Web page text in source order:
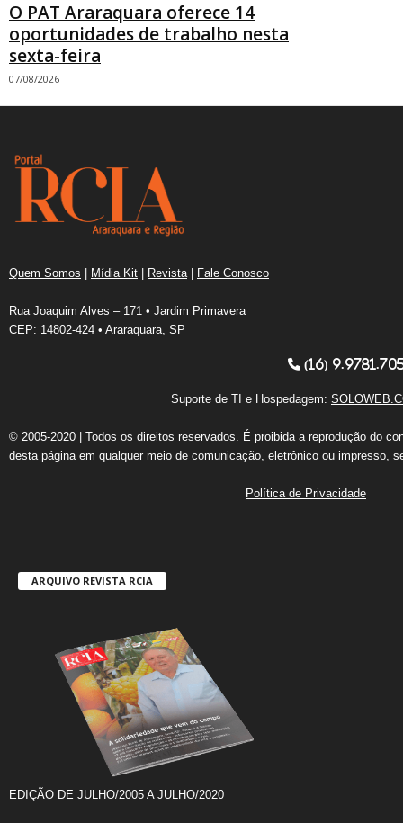
O PAT Araraquara oferece 14
oportunidades de trabalho nesta
sexta-feira
07/08/2026
Quem Somos | Mídia Kit | Revista | Fale Conosco
Rua Joaquim Alves – 171 • Jardim Primavera
CEP: 14802-424 • Araraquara, SP
(16)
Suporte de TI e Hospedagem:
© 2005-2020 | Todos os direitos reservados. É proibida a reprodução do
desta página em qualquer meio de comunicação, eletrônico ou impresso,
Política de Privacidade
ARQUIVO REVISTA RCIA
EDIÇÃO DE JULHO/2005 A JULHO/2020